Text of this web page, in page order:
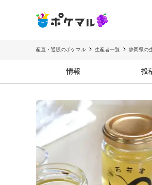
産直・通販のポケマル 生産者一覧 静岡県の
情報 投